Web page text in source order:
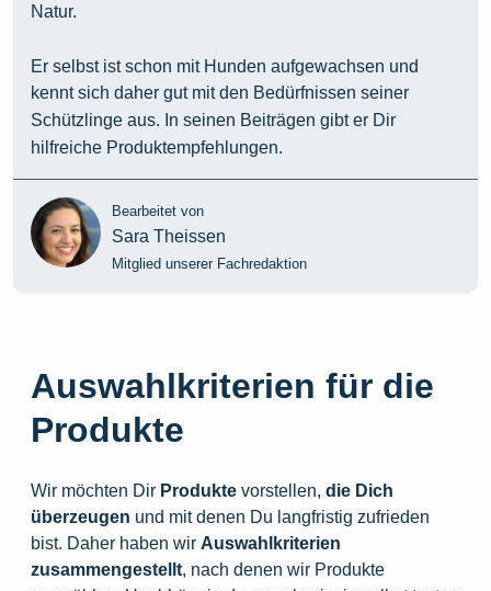
Natur.
Er selbst ist schon mit Hunden aufgewachsen und
kennt sich daher gut mit den Bedürfnissen seiner
Schützlinge aus. In seinen Beiträgen gibt er Dir
hilfreiche Produktempfehlungen.
Bearbeitet von
Sara Theissen
Mitglied unserer Fachredaktion
Auswahlkriterien für die
Produkte
Wir möchten Dir Produkte vorstellen, die Dich
überzeugen und mit denen Du langfristig zufrieden
bist. Daher haben wir Auswahlkriterien
zusammengestellt, nach denen wir Produkte